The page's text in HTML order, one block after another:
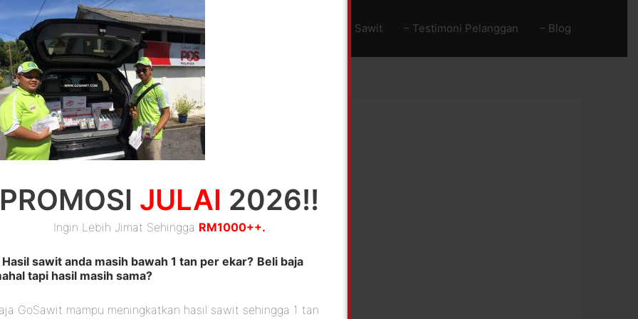
– Beli Baja Go Sawit – Testimoni Pelanggan – Blog
PROMOSI JULAI 2026!!
Ingin Lebih Jimat Sehingga RM1000++.
Hasil sawit anda masih bawah 1 tan per ekar? Beli baja
tapi hasil masih sama?
GoSawit mampu meningkatkan hasil sawit sehingga 1 tan